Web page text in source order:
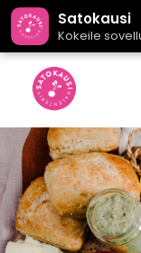
Satokausi
Kokeile